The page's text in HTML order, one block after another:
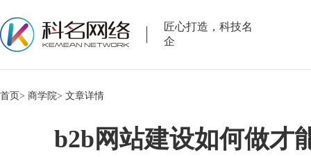
匠心打造，科技名
企
首页> 商学院> 文章详情
b2b网站建设如何做才